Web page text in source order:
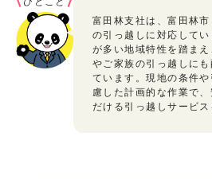
富田林支社は、富田林
の引っ越しに対応して
が多い地域特性を踏まえ
やご家族の引っ越しに
ています。現地の条件
慮した計画的な作業で
だける引っ越しサービス